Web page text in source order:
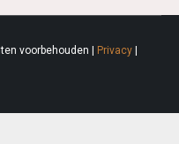
voorbehouden | Privacy |